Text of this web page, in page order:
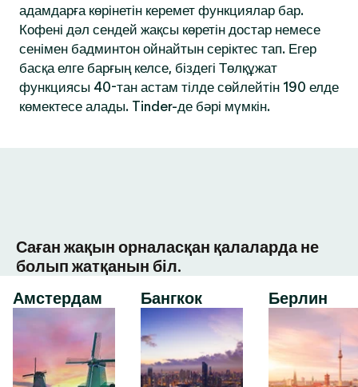
адамдарға көрінетін керемет функциялар бар.
Кофені дәл сендей жақсы көретін достар немесе
сенімен бадминтон ойнайтын серіктес тап. Егер
басқа елге барғың келсе, біздегі Төлқұжат
функциясы 40-тан астам тілде сөйлейтін 190 елде
көмектесе алады. Tinder-де бәрі мүмкін.
Саған жақын орналасқан қалаларда не
болып жатқанын біл.
Амстердам
Бангкок Берлин